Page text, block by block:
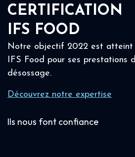
CERTIFICATION
IFS FOOD
Notre objectif 2022 est atteint
IFS Food pour ses prestations
désossage.
Découvrez notre expertise
Ils nous font confiance